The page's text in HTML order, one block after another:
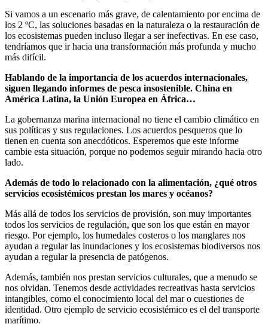
Si vamos a un escenario más grave, de calentamiento por encima de
los 2 ºC, las soluciones basadas en la naturaleza o la restauración de
los ecosistemas pueden incluso llegar a ser inefectivas. En ese caso,
tendríamos que ir hacia una transformación más profunda y mucho
más difícil.
Hablando de la importancia de los acuerdos internacionales,
siguen llegando informes de pesca insostenible. China en
América Latina, la Unión Europea en África…
La gobernanza marina internacional no tiene el cambio climático en
sus políticas y sus regulaciones. Los acuerdos pesqueros que lo
tienen en cuenta son anecdóticos. Esperemos que este informe
cambie esta situación, porque no podemos seguir mirando hacia otro
lado.
Además de todo lo relacionado con la alimentación, ¿qué otros
servicios ecosistémicos prestan los mares y océanos?
Más allá de todos los servicios de provisión, son muy importantes
todos los servicios de regulación, que son los que están en mayor
riesgo. Por ejemplo, los humedales costeros o los manglares nos
ayudan a regular las inundaciones y los ecosistemas biodiversos nos
ayudan a regular la presencia de patógenos.
Además, también nos prestan servicios culturales, que a menudo se
nos olvidan. Tenemos desde actividades recreativas hasta servicios
intangibles, como el conocimiento local del mar o cuestiones de
identidad. Otro ejemplo de servicio ecosistémico es el del transporte
marítimo.